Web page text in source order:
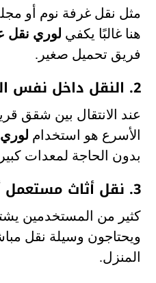
مثل نقل غرفة نوم أو
هنا غالبًا يكفي لوري
فريق تحميل صغير.
2. النقل داخل نفس الحي
عند الانتقال بين شقق
الأسرع هو استخدام
بدون الحاجة لمعدات
3. نقل أثاث مستعمل أو شراء جديد
كثير من المستخدمين
ويحتاجون وسيلة نقل
المنزل.